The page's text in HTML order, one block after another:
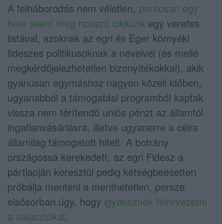
A felháborodás nem véletlen, pontosan egy
hete jelent meg hosszú cikkünk egy veretes
listával, azoknak az egri és Eger környéki
fideszes politikusoknak a neveivel (és mellé
megkérdőjelezhetetlen bizonyítékokkal), akik
gyanúsan egymáshoz nagyon közeli időben,
ugyanabból a támogatási programból kaptak
vissza nem térítendő uniós pénzt az államtól
ingatlanvásárlásra, illetve ugyanerre a célra
államilag támogatott hitelt. A botrány
országossá kerekedett, az egri Fidesz a
pártlapján keresztül pedig kétségbeesetten
próbálja menteni a menthetetlen, persze
elsősorban úgy, hogy igyekeznek félrevezetni
a választókat.